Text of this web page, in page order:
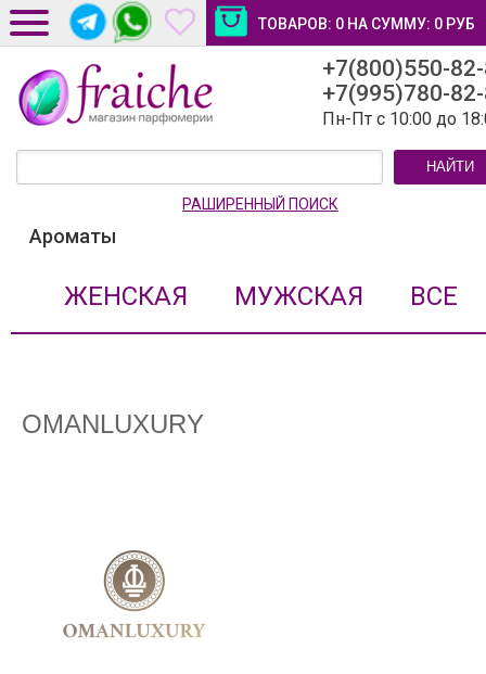
ТОВАРОВ: 0 НА СУММУ: 0 РУБ
ДОСТАВКА И ОПЛАТА
НОВОСТИ И СТАТЬИ
+7(800)550-
+7(995)780-
Пн-Пт с 10:00 до
НАЙТИ
РАШИРЕННЫЙ ПОИСК
Ароматы
ЖЕНСКАЯ МУЖСКАЯ ВСЕ
OMANLUXURY